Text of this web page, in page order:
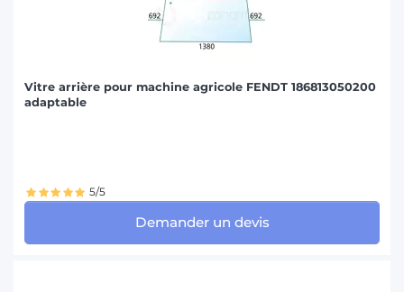
Vitre arrière pour machine agricole FENDT 186813050200
adaptable
5/5
Demander un devis